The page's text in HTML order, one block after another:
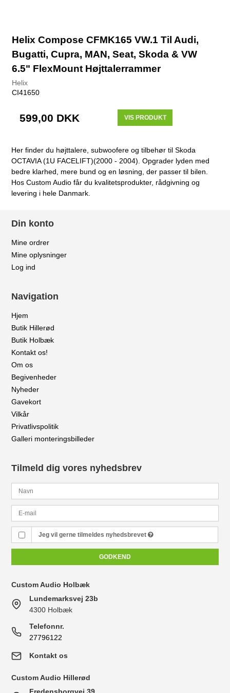
Helix Compose CFMK165 VW.1 Til Audi,
Bugatti, Cupra, MAN, Seat, Skoda & VW
6.5" FlexMount Højttalerrammer
Helix
CI41650
599,00 DKK VIS PRODUKT
Her finder du højttalere, subwoofere og tilbehør til Skoda
OCTAVIA (1U FACELIFT)(2000 - 2004). Opgrader lyden med
bedre klarhed, mere bund og en løsning, der passer til bilen.
Hos Custom Audio får du kvalitetsprodukter, rådgivning og
levering i hele Danmark.
Din konto
Mine ordrer
Mine oplysninger
Log ind
Navigation
Hjem
Butik Hillerød
Butik Holbæk
Kontakt os!
Om os
Begivenheder
Nyheder
Gavekort
Vilkår
Privatlivspolitik
Galleri monteringsbilleder
Tilmeld dig vores nyhedsbrev
Jeg vil gerne tilmeldes nyhedsbrevet
GODKEND
Custom Audio Holbæk
Lundemarksvej 23b
4300 Holbæk
Telefonnr.
27796122
Kontakt os
Custom Audio Hillerød
Fredensborgvej 39